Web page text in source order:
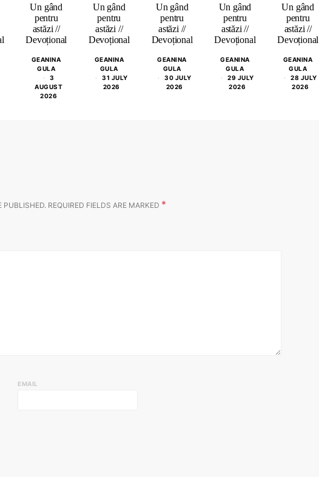
Un gând
pentru
astăzi //
Devoțional
GEANINA
GULA
3
AUGUST
2026
Un gând
pentru
astăzi //
Devoțional
GEANINA
GULA
31 JULY
2026
Un gând
pentru
astăzi //
Devoțional
GEANINA
GULA
30 JULY
2026
Un gând
pentru
astăzi //
Devoțional
GEANINA
GULA
29 JULY
2026
Un gând
pentru
astăzi //
Devoțional
GEANINA
GULA
28 JULY
2026
PUBLISHED. REQUIRED FIELDS ARE MARKED *
EMAIL